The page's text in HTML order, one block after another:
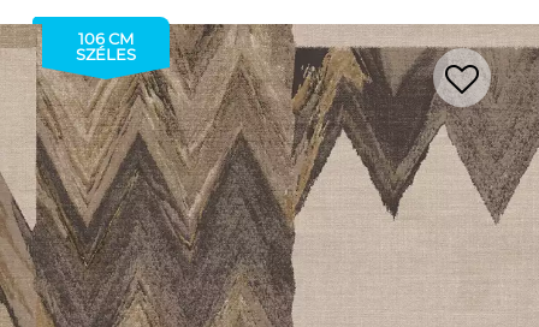
106 CM
SZÉLES